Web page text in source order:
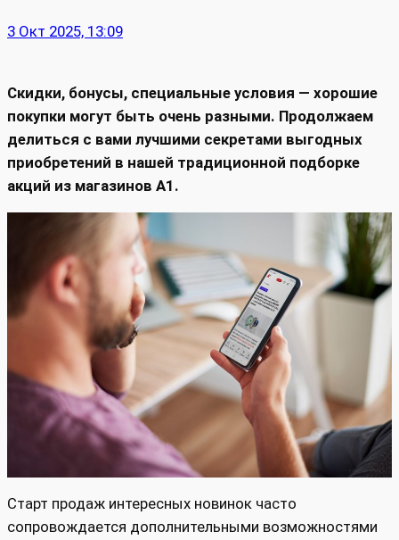
3 Окт 2025, 13:09
Скидки, бонусы, специальные условия — хорошие
покупки могут быть очень разными. Продолжаем
делиться с вами лучшими секретами выгодных
приобретений в нашей традиционной подборке
акций из магазинов А1.
Старт продаж интересных новинок часто
сопровождается дополнительными возможностями